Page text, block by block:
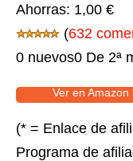
Ahorras: 1,00 €
(632
0 nuevos0 De 2ª
Ver en Amazon
(* = Enlace de
Programa de